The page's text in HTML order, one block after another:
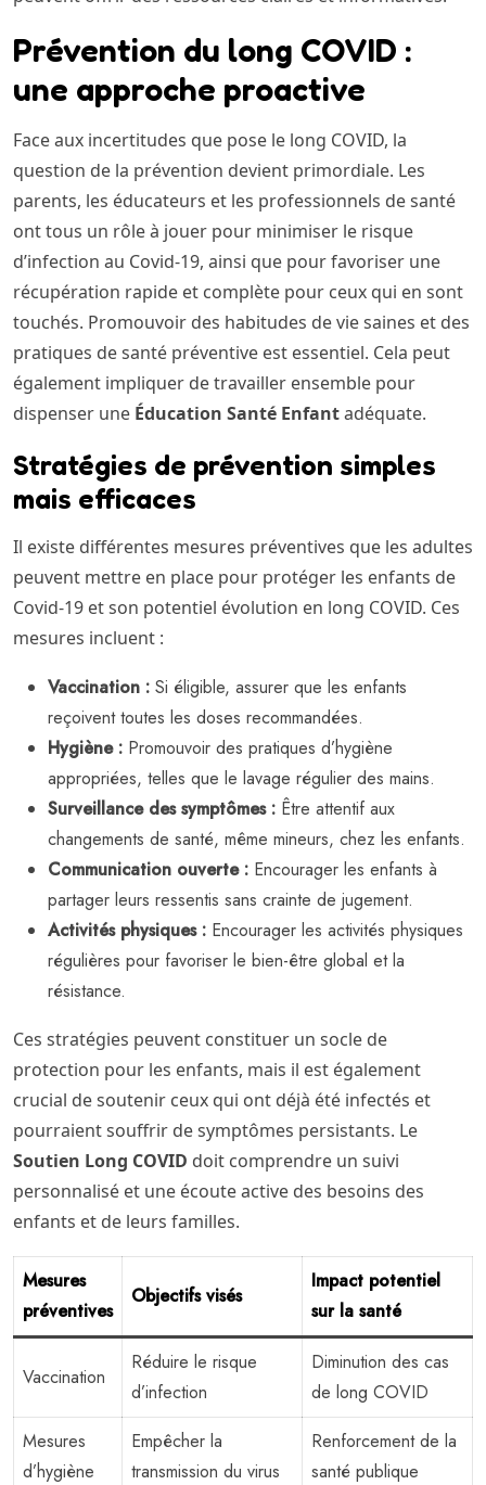
Prévention du long COVID :
une approche proactive
Face aux incertitudes que pose le long COVID, la
question de la prévention devient primordiale. Les
parents, les éducateurs et les professionnels de santé
ont tous un rôle à jouer pour minimiser le risque
d’infection au Covid-19, ainsi que pour favoriser une
récupération rapide et complète pour ceux qui en sont
touchés. Promouvoir des habitudes de vie saines et des
pratiques de santé préventive est essentiel. Cela peut
également impliquer de travailler ensemble pour
dispenser une Éducation Santé Enfantadéquate.
Stratégies de prévention simples
mais efficaces
Il existe différentes mesures préventives que les adultes
peuvent mettre en place pour protéger les enfants de
Covid-19 et son potentiel évolution en long COVID. Ces
mesures incluent :
Vaccination : Si éligible, assurer que les enfants
reçoivent toutes les doses recommandées.
Hygiène : Promouvoir des pratiques d’hygiène
appropriées, telles que le lavage régulier des mains.
Surveillance des symptômes : Être attentif aux
changements de santé, même mineurs, chez les enfants.
Communication ouverte : Encourager les enfants à
partager leurs ressentis sans crainte de jugement.
Activités physiques : Encourager les activités physiques
régulières pour favoriser le bien-être global et la
résistance.
Ces stratégies peuvent constituer un socle de
protection pour les enfants, mais il est également
crucial de soutenir ceux qui ont déjà été infectés et
pourraient souffrir de symptômes persistants. Le
Soutien Long COVID doit comprendre un suivi
personnalisé et une écoute active des besoins des
enfants et de leurs familles.
Mesures
préventives
Objectifs visés
Impact potentiel
sur la santé
Vaccination
Réduire le risque
d’infection
Diminution des cas
de long COVID
Mesures
d’hygiène
Empêcher la
transmission du virus
Renforcement de la
santé publique